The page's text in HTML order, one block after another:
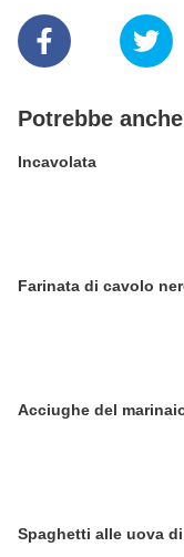
Potrebbe
Incavolata
Farinata di cavolo
Acciughe del
Spaghetti alle uova